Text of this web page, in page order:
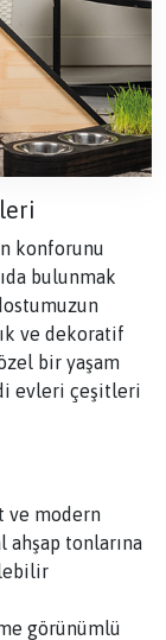
konforunu
bulunmak
ve dekoratif
bir yaşam
evleri çeşitleri
ve modern
ahşap tonlarına
görünümlü